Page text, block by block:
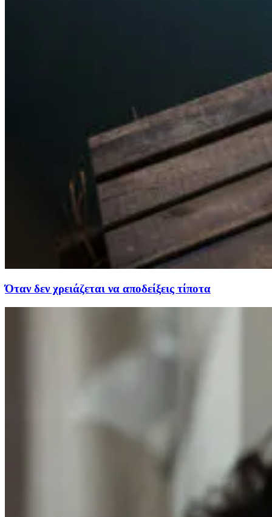
Όταν δεν χρειάζεται να αποδείξεις τίποτα